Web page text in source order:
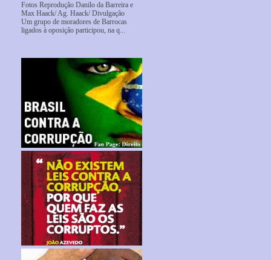
Fotos Reprodução Danilo da Barreira e
Max Haack/ Ag. Haack/ Divulgação
Um grupo de moradores de Barrocas
ligados à oposição participou, na q...